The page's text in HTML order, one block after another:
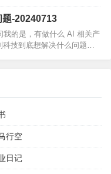
待人亲切...…
-20240713
我的是，有做什么 AI 相关产
技到底想解决什么问题，
行空
日记